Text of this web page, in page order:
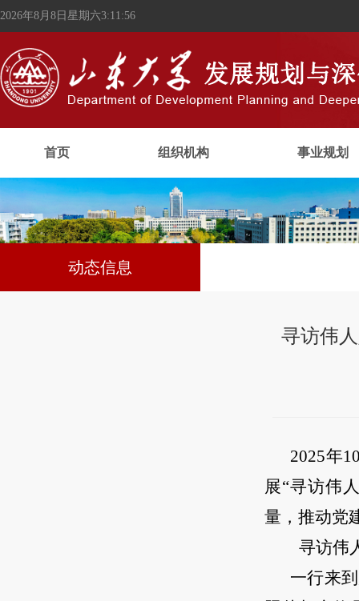
2026年8月8日星期六3:11:57
首页 组织机构 事业规划
动态信息
寻访伟
2025年
展“寻访伟
量，推动党
寻访伟
一行来